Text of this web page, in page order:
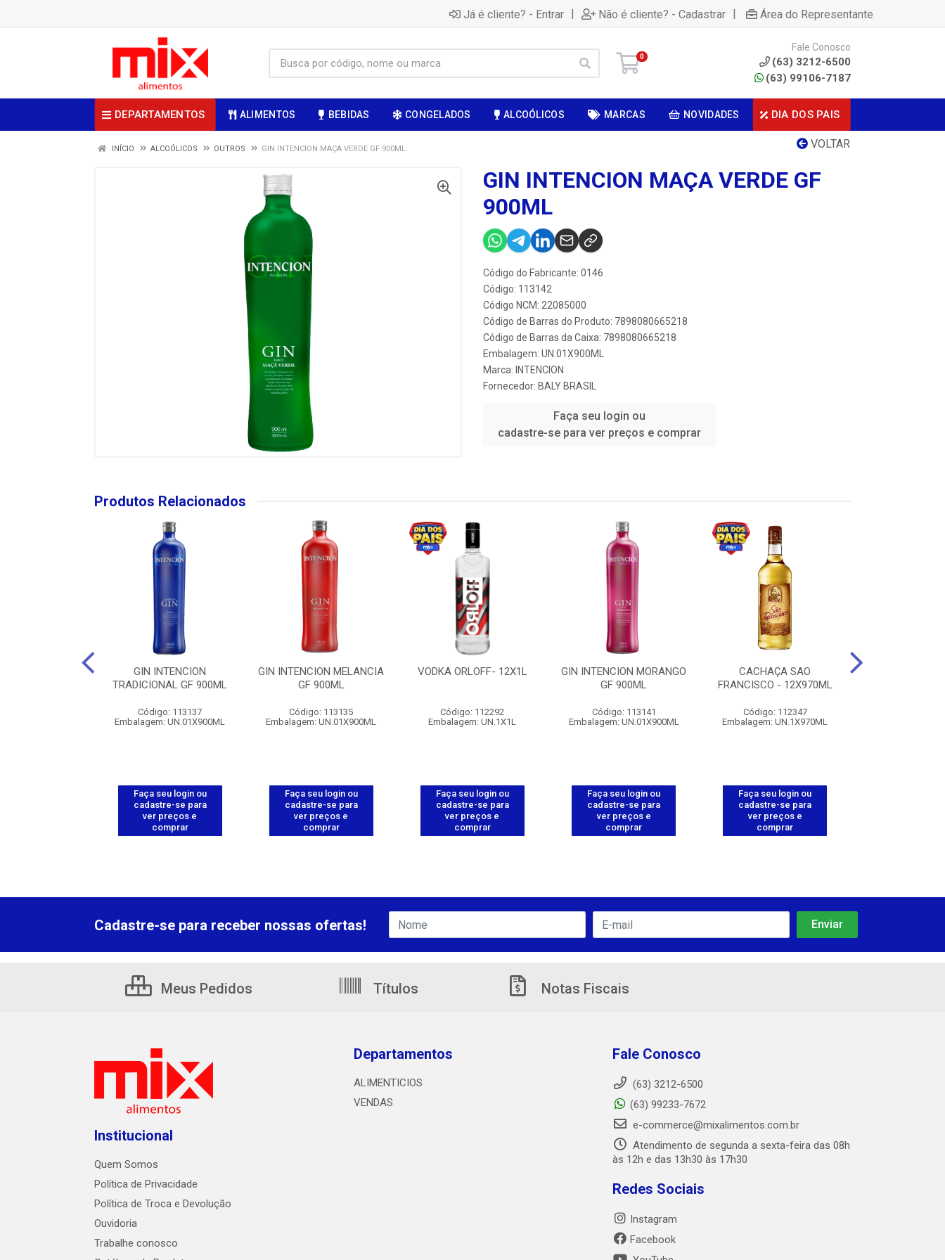
Já é cliente? - Entrar | Não é cliente? - Cadastrar | Área do Representante
0
Fale Conosco
(63) 3212-6500
(63) 99106-7187
DEPARTAMENTOS ALIMENTOS BEBIDAS CONGELADOS ALCOÓLICOS MARCAS NOVIDADES DIA DOS PAIS
VOLTAR
INÍCIO ALCOÓLICOS OUTROS GIN INTENCION MAÇA VERDE GF 900ML
GIN INTENCION MAÇA VERDE GF
900ML
Código do Fabricante: 0146
Código: 113142
Código NCM: 22085000
Código de Barras do Produto: 7898080665218
Código de Barras da Caixa: 7898080665218
Embalagem: UN.01X900ML
Marca: INTENCION
Fornecedor: BALY BRASIL
Faça seu login ou
cadastre-se para ver preços e comprar
Produtos Relacionados
GIN INTENCION
TRADICIONAL GF 900ML
Código: 113137
Embalagem: UN.01X900ML
Faça seu login ou
cadastre-se para
ver preços e
comprar
GIN INTENCION MELANCIA
GF 900ML
Código: 113135
Embalagem: UN.01X900ML
Faça seu login ou
cadastre-se para
ver preços e
comprar
VODKA ORLOFF- 12X1L
Código: 112292
Embalagem: UN.1X1L
Faça seu login ou
cadastre-se para
ver preços e
comprar
GIN INTENCION MORANGO
GF 900ML
Código: 113141
Embalagem: UN.01X900ML
Faça seu login ou
cadastre-se para
ver preços e
comprar
CACHAÇA SAO
FRANCISCO - 12X970ML
Código: 112347
Embalagem: UN.1X970ML
Faça seu login ou
cadastre-se para
ver preços e
comprar
Cadastre-se para receber nossas ofertas!
Meus Pedidos Títulos Notas Fiscais
Institucional
Quem Somos
Política de Privacidade
Política de Troca e Devolução
Ouvidoria
Trabalhe conosco
Departamentos
ALIMENTICIOS
VENDAS
Fale Conosco
(63) 3212-6500
(63) 99233-7672
e-commerce@mixalimentos.com.br
Atendimento de segunda a sexta-feira das 08h
às 12h e das 13h30 às 17h30
Redes Sociais
Instagram
Facebook